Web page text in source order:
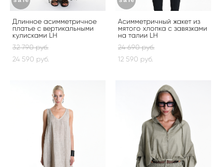
Длинное асимметричное
платье с вертикальными
кулисками LH
32 790 pуб.
24 590 pуб.
Асимметричный жакет из
мятого хлопка с завязками
на талии LH
24 690 pуб.
12 590 pуб.